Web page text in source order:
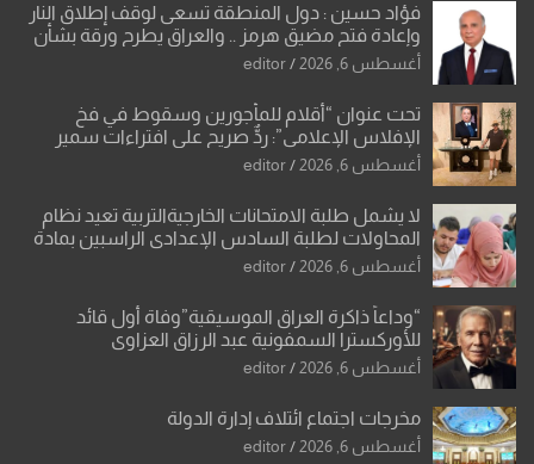
فؤاد حسين : دول المنطقة تسعى لوقف إطلاق النار
وإعادة فتح مضيق هرمز .. والعراق يطرح ورقة بشأن
تحولات القدس
أغسطس 6, 2026 editor
تحت عنوان “أقلام للمأجورين وسقوط في فخ
الإفلاس الإعلامي”: ردٌّ صريح على افتراءات سمير
الشكرجي
أغسطس 6, 2026 editor
لا يشمل طلبة الامتحانات الخارجيةالتربية تعيد نظام
المحاولات لطلبة السادس الإعدادي الراسبين بمادة
أو مادتين
أغسطس 6, 2026 editor
“وداعاً ذاكرة العراق الموسيقية”وفاة أول قائد
للأوركسترا السمفونية عبد الرزاق العزاوي
أغسطس 6, 2026 editor
مخرجات اجتماع ائتلاف إدارة الدولة
أغسطس 6, 2026 editor